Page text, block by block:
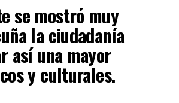
se mostró muy
la ciudadanía
así una mayor
y culturales.